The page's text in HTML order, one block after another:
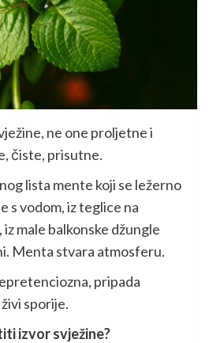
ne one proljetne i
čiste, prisutne.
lista mente koji se ležerno
s vodom, iz teglice na
male balkonske džungle
Menta stvara atmosferu.
pripada
sporije.
izvor svježine?